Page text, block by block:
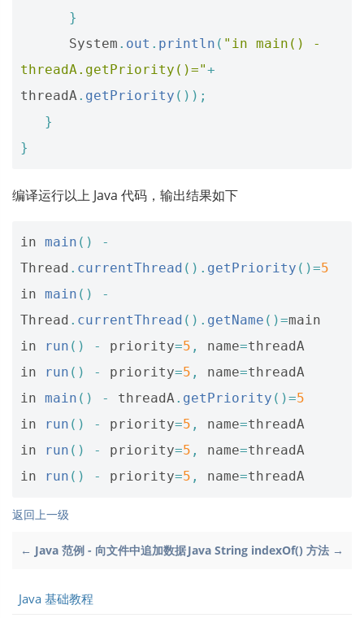
}
System . out . println ( "in main() -
threadA.getPriority()="+
threadA. getPriority ());
}
}
编译运行以上 Java 代码，输出结果如下
in main ()
-
Thread . currentThread (). getPriority ()=5
in main ()
-
Thread . currentThread (). getName ()=main
in
run () - priority=5 , name=threadA
in
run () - priority=5 , name=threadA
in main () - threadA. getPriority ()=5
in
run () - priority=5 , name=threadA
in
run () - priority=5 , name=threadA
in
run () - priority=5 , name=threadA
返回上一级
← Java 范例 - 向文件中追加数据Java String indexOf() 方法 →
Java 基础教程